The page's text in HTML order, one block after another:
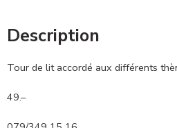
Description
Tour de lit accordé aux différents
49.–